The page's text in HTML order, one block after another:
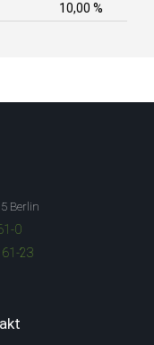
10,00 %
Berlin
0
23